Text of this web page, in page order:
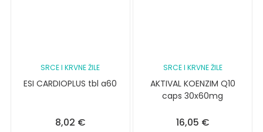
SRCE I KRVNE ŽILE
ESI CARDIOPLUS tbl a60
8,02 €
SRCE I KRVNE ŽILE
AKTIVAL KOENZIM Q10
caps 30x60mg
16,05 €